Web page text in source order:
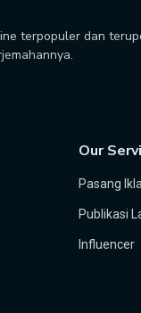
terpopuler dan
Our
Pasang
Publikasi
Influencer